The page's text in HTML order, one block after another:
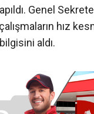
Genel
hız
aldı.